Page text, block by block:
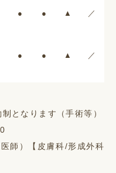
● ● ▲ ／
● ● ▲ ／
となります（手術等）
師）【皮膚科/形成外科